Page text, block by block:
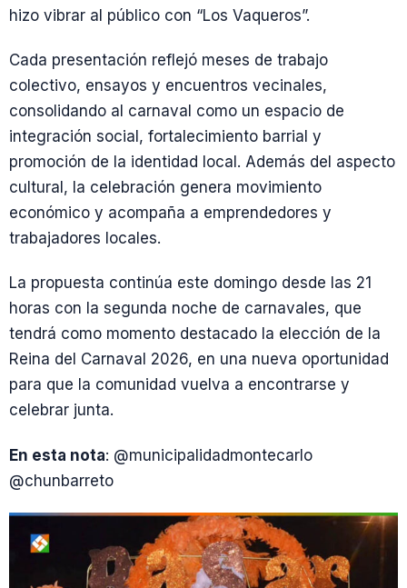
hizo vibrar al público con “Los Vaqueros”.
Cada presentación reflejó meses de trabajo
colectivo, ensayos y encuentros vecinales,
consolidando al carnaval como un espacio de
integración social, fortalecimiento barrial y
promoción de la identidad local. Además del aspecto
cultural, la celebración genera movimiento
económico y acompaña a emprendedores y
trabajadores locales.
La propuesta continúa este domingo desde las 21
horas con la segunda noche de carnavales, que
tendrá como momento destacado la elección de la
Reina del Carnaval 2026, en una nueva oportunidad
para que la comunidad vuelva a encontrarse y
celebrar junta.
En esta nota: @municipalidadmontecarlo
@chunbarreto